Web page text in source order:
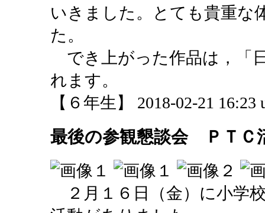
いきました。とても貴重な
た。
でき上がった作品は，「
れます。
【６年生】 2018-02-21 16:23
最後の参観懇談会 ＰＴＣ
２月１６日（金）に小学